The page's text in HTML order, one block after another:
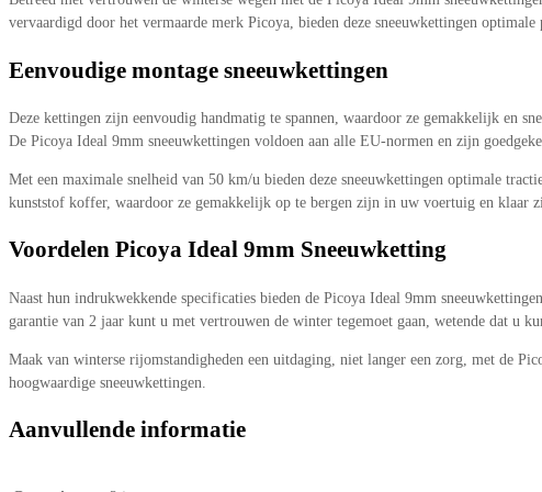
vervaardigd door het vermaarde merk Picoya, bieden deze sneeuwkettingen optimale
Eenvoudige montage sneeuwkettingen
Deze kettingen zijn eenvoudig handmatig te spannen, waardoor ze gemakkelijk en
De Picoya Ideal 9mm sneeuwkettingen voldoen aan alle EU-normen en zijn
Met een maximale snelheid van 50 km/u bieden deze sneeuwkettingen optimale
kunststof koffer, waardoor ze gemakkelijk op te bergen zijn in uw voertuig en klaar
Voordelen Picoya Ideal 9mm Sneeuwketting
Naast hun indrukwekkende specificaties bieden de Picoya Ideal 9mm
garantie van 2 jaar kunt u met vertrouwen de winter tegemoet gaan, wetende dat u
Maak van winterse rijomstandigheden een uitdaging, niet langer een zorg, met de
hoogwaardige sneeuwkettingen.
Aanvullende informatie